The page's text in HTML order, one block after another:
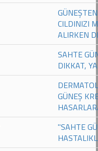
CILDINIZI
ALIRKEN
SAHTE
DIKKAT,
GÜNEŞ
"SAHTE